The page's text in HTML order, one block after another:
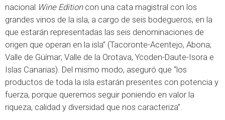
nacional Wine Editioncon una cata magistral con los
grandes vinos de la isla, a cargo de seis bodegueros, en la
que estarán representadas las seis denominaciones de
origen que operan en la isla” (Tacoronte-Acentejo, Abona;
Valle de Güímar; Valle de la Orotava, Ycoden-Daute-Isora e
Islas Canarias). Del mismo modo, aseguró que “los
productos de toda la isla estarán presentes con potencia y
fuerza, porque queremos seguir poniendo en valor la
riqueza, calidad y diversidad que nos caracteriza”.